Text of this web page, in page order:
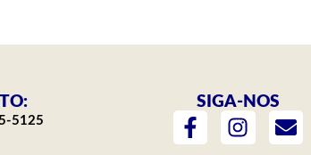
5125
SIGA-NOS
F
a
I
n
E
n